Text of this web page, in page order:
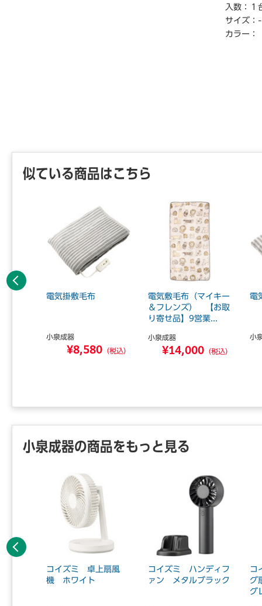
【返品に
※開封後
入数：
１
サイズ： -
カラー：
似ている商品はこちら
電気掛敷毛布
小泉成器
¥8,580 （税込）
電気敷毛布（マイキー
＆フレンズ） 【お取
り寄せ品】9営業...
小泉成器
¥14,000 （税込）
電
小
前へ
小泉成器の商品をもっと見る
コイズミ 卓上扇風
機 ホワイト
コイズミ ハンディフ
ァン メタルブラック
コ
グ
グ
前へ